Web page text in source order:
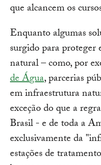
que alcancem os
Enquanto algumas
surgido para
natural – como, por
deÁgua, parcerias
em infraestrutura
exceção do que a
Brasil - e de toda a
exclusivamente da
estações de